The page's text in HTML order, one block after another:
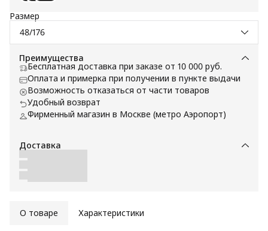
Размер
48/176
Преимущества
Бесплатная доставка при заказе от 10 000 руб.
Оплата и примерка при получении в пункте выдачи
Возможность отказаться от части товаров
Удобный возврат
Фирменный магазин в Москве (метро Аэропорт)
Доставка
О товаре Характеристики